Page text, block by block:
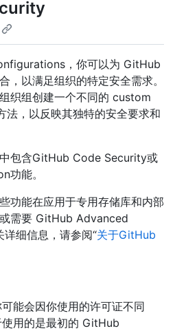
，你可以为 GitHub
，以满足组织的特定安全需求。
织组创建一个不同的 custom
，以反映其独特的安全要求和
包含GitHub Code Security或
能。
功能在应用于专用存储库和内部
需要 GitHub Advanced
细信息，请参阅“关于GitHub
能会因你使用的许可证不同
用的是最初的 GitHub